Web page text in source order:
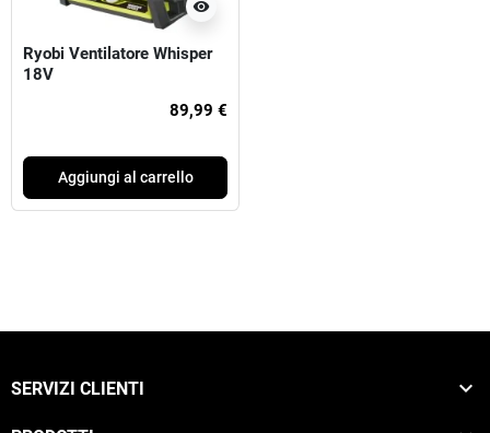
visibility
Ryobi Ventilatore Whisper
18V
89,99 €
Aggiungi al carrello
SERVIZI CLIENTI 